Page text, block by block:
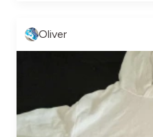
Oliver